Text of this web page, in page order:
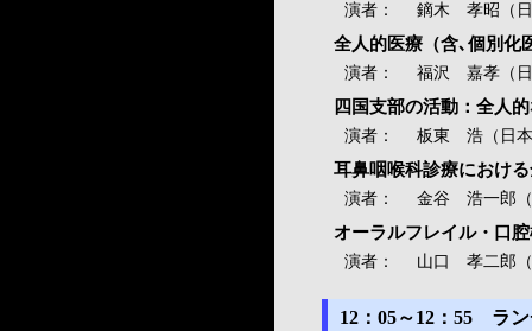
演者： 鏑木 孝昭（日
全人的医療（含､個別化
演者： 福沢 嘉孝（日
四国支部の活動：全人
演者： 板東 浩（日本
耳鼻咽喉科診療におけ
演者： 金谷 浩一郎（
オーラルフレイル・口
演者： 山口 孝二郎（
12：05～12：55 ラ